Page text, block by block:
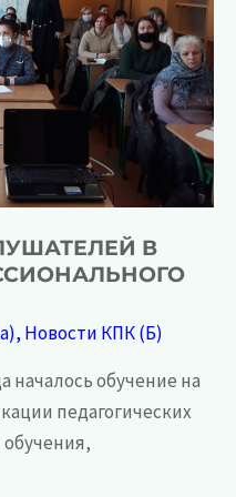
В
, Новости КПК (Б)
началось обучение на
педагогических